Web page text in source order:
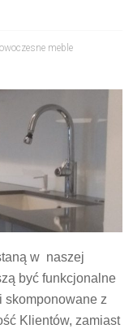
meble
w naszej
być funkcjonalne
skomponowane z
Klientów, zamiast